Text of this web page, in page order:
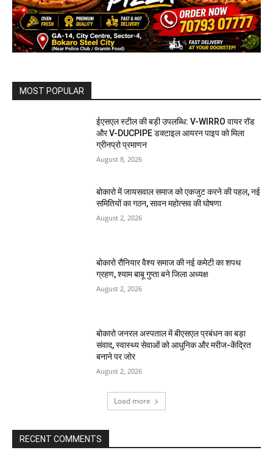
MOST POPULAR
ईएसएल स्टील की बड़ी उपलब्धि: V-WIRRO वायर रॉड
और V-DUCPIPE डक्टाइल आयरन पाइप को मिला
ग्रीनप्रो प्रमाणन
August 8, 2026
बोकारो में जायसवाल समाज को एकजुट करने की पहल, नई
समितियों का गठन, सावन महोत्सव की घोषणा
August 2, 2026
बोकारो रौनियार वैश्य समाज की नई कमेटी का शपथ
ग्रहण, श्याम बाबू गुप्ता बने जिला अध्यक्ष
August 2, 2026
बोकारो जनरल अस्पताल में बीएसएल प्रबंधन का बड़ा
संवाद, स्वास्थ्य सेवाओं को आधुनिक और मरीज-केंद्रित
बनाने पर जोर
August 2, 2026
Load more
RECENT COMMENTS